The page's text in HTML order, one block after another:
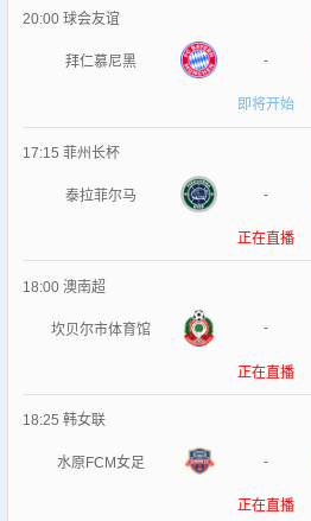
是足球爱好者，我们都能满足您的观
上海久事VS浙江方
育爱好者一同分享激情的机会！
20:00 球会友谊
拜仁慕尼黑 -
即将开始
17:15 菲州长杯
泰拉菲尔马 -
正在直播
18:00 澳南超
坎贝尔市体育馆 -
正在直播
18:25 韩女联
水原FCM女足 -
正在直播